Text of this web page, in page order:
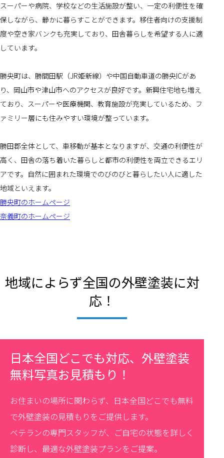
スーパーや病院、学校などの生活施設が整い、一定の利便性を確
保しながら、静かに暮らすことができます。移住者向けの支援制
度や空き家バンクも充実しており、田舎暮らしを希望する人に適
しています。
勝央町は、勝間田駅（JR姫新線）や中国自動車道の勝央ICがあ
り、岡山市や津山市へのアクセスが良好です。新興住宅地も増え
ており、スーパーや医療機関、教育施設が充実しているため、フ
ァミリー層にも住みやすい環境が整っています。
勝田郡全体として、車移動が基本となりますが、交通の利便性が
高く、田舎の落ち着いた暮らしと都市の利便性を両立できるエリ
アです。自然に囲まれた環境でのびのびと暮らしたい人に適した
地域といえます。
勝央町のホームページ
奈義町のホームページ
地域によらず全国の外壁塗装に対
応！
日本全国どこでも対応、外壁塗装
無料写真お見積もり！
お住まいの場所に関わらず、日本全国どこでも無料
で外壁塗装の見積もりをご提供します。
ベテランの専門スタッフが、ご自宅の状態を詳しく
診断し、最適な外壁塗装プランをご提案。